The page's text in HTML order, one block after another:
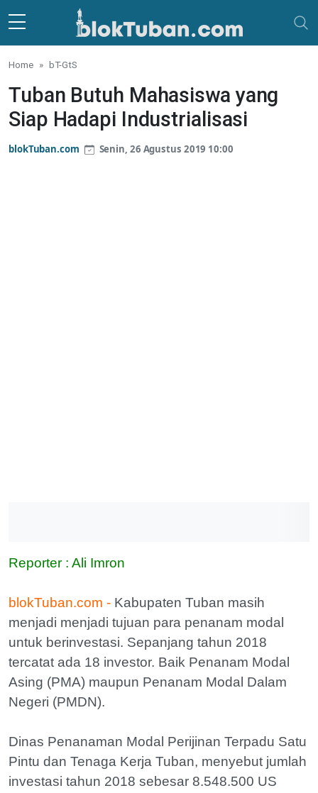
Skip to main content
Home bT-GtS
Tuban Butuh Mahasiswa yang
Siap Hadapi Industrialisasi
blokTuban.com Senin, 26 Agustus 2019 10:00
Reporter : Ali Imron
blokTuban.com - Kabupaten Tuban masih
menjadi menjadi tujuan para penanam modal
untuk berinvestasi. Sepanjang tahun 2018
tercatat ada 18 investor. Baik Penanam Modal
Asing (PMA) maupun Penanam Modal Dalam
Negeri (PMDN).
Dinas Penanaman Modal Perijinan Terpadu Satu
Pintu dan Tenaga Kerja Tuban, menyebut jumlah
investasi tahun 2018 sebesar 8.548.500 US